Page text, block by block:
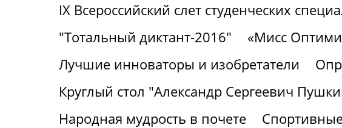
IХ Всероссийский слет студенческих
"Тотальный диктант-2016"
«Мисс
Лучшие инноваторы и изобретатели
Круглый стол "Александр Сергеевич
Народная мудрость в почете